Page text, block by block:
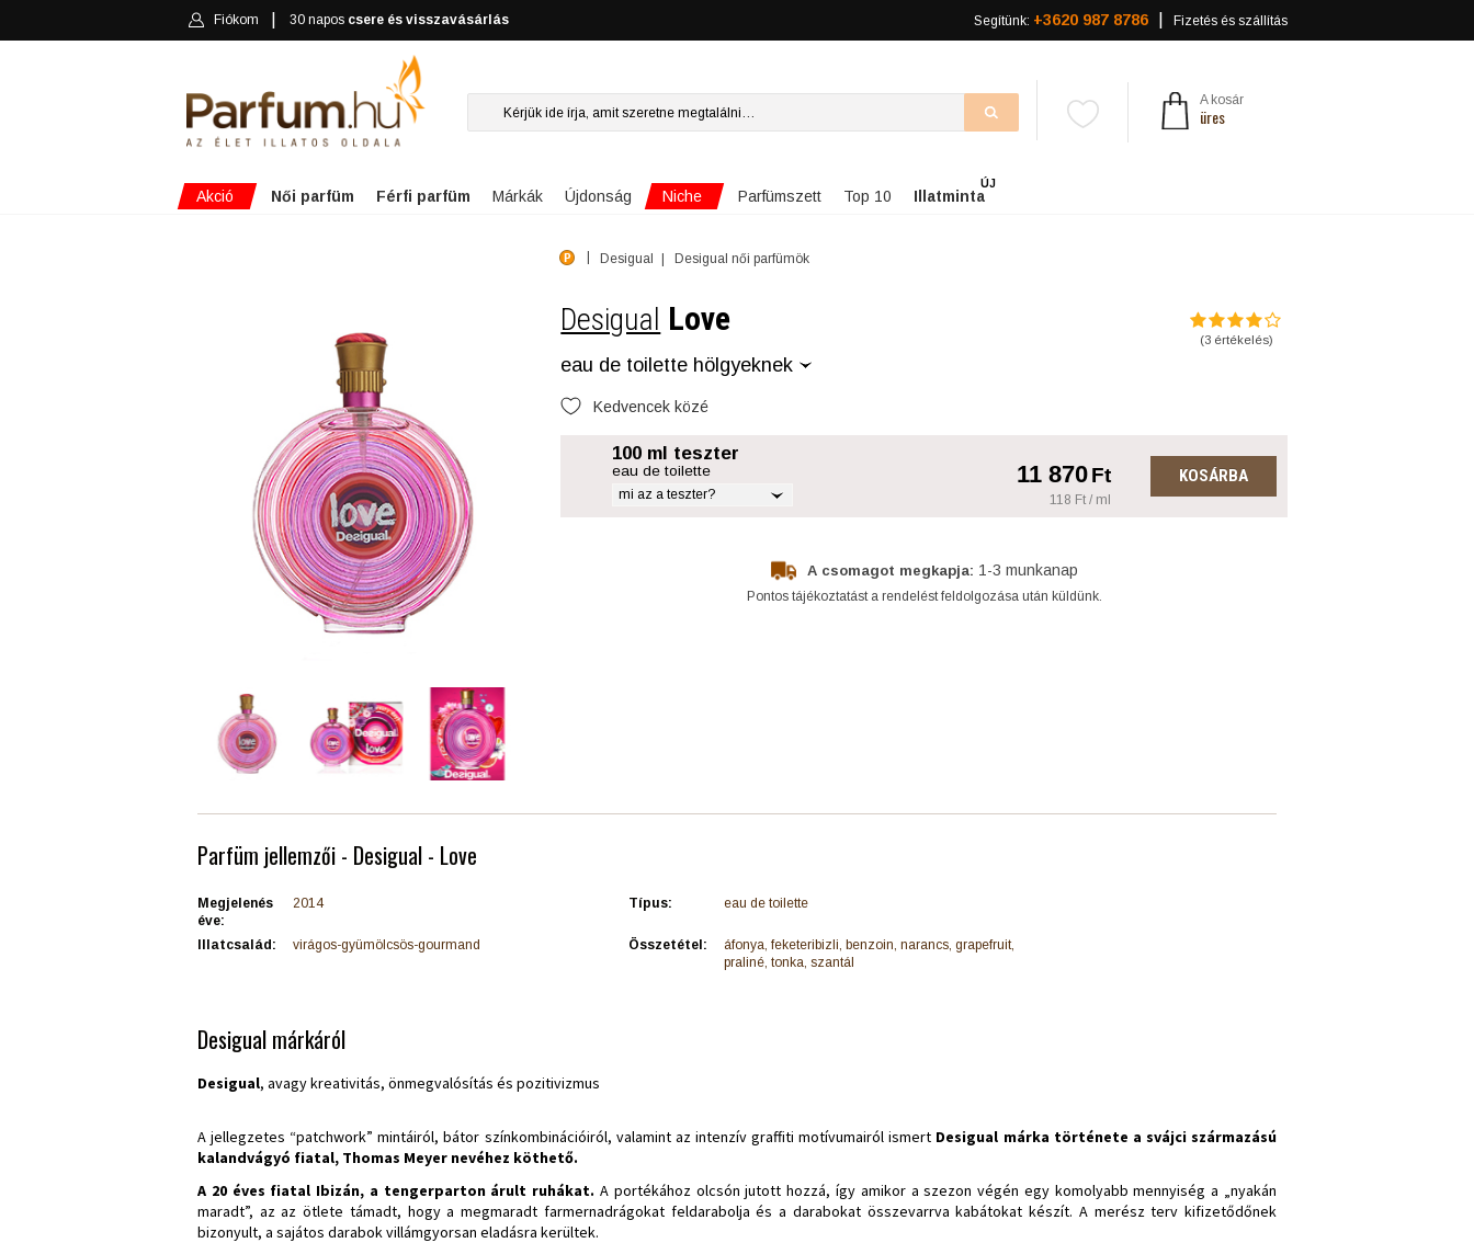
Fiókom 30 napos csere és visszavásárlás Segítünk: +3620 987 8786 Fizetés és szállítás
A kosár
üres
Akció Női parfüm Férfi parfüm Márkák Újdonság Niche Parfümszett Top 10 Illatminta
ÚJ
Desigual Desigual női parfümök
Desigual Love
eau de toilette hölgyeknek
Kedvencek közé
(3értékelés)
100 ml teszter
eau de toilette
mi az a teszter?
11 870Ft
118 Ft / ml
KOSÁRBA
A csomagot megkapja: 1-3 munkanap
Pontos tájékoztatást a rendelést feldolgozása után küldünk.
Parfüm jellemzői - Desigual - Love
Megjelenés
éve:
2014 Típus: eau de toilette
Illatcsalád: virágos-gyümölcsös-gourmand Összetétel:
áfonya, feketeribizli, benzoin, narancs, grapefruit,
praliné, tonka, szantál
Desigual márkáról
Desigual, avagy kreativitás, önmegvalósítás és pozitivizmus
A jellegzetes “patchwork” mintáiról, bátor színkombinációiról, valamint az intenzív graffiti motívumairól ismert Desigual márka története a svájci származású
kalandvágyó fiatal, Thomas Meyer nevéhez köthető.
A 20 éves fiatal Ibizán, a tengerparton árult ruhákat. A portékához olcsón jutott hozzá, így amikor a szezon végén egy komolyabb mennyiség a „nyakán
maradt”, az az ötlete támadt, hogy a megmaradt farmernadrágokat feldarabolja és a darabokat összevarrva kabátokat készít. A merész terv kifizetődőnek
bizonyult, a sajátos darabok villámgyorsan eladásra kerültek.